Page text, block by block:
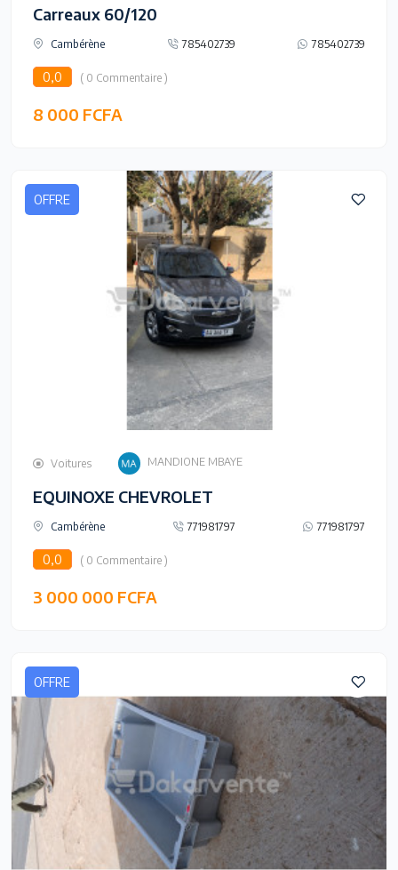
Carreaux 60/120
Cambérène 785402739 785402739
0,0 ( 0 Commentaire )
8 000 FCFA
OFFRE
Voitures MANDIONE MBAYE
EQUINOXE CHEVROLET
Cambérène 771981797 771981797
0,0 ( 0 Commentaire )
3 000 000 FCFA
OFFRE